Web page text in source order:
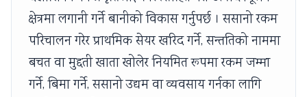
क्षेत्रमा लगानी गर्ने बानीको विकास गर्नुपर्छ । ससानो रकम
परिचालन गरेर प्राथमिक सेयर खरिद गर्ने, सन्ततिको नाममा
बचत वा मुद्दती खाता खोलेर नियमित रूपमा रकम जम्मा
गर्ने, बिमा गर्ने, ससानो उद्यम वा व्यवसाय गर्नका लागि